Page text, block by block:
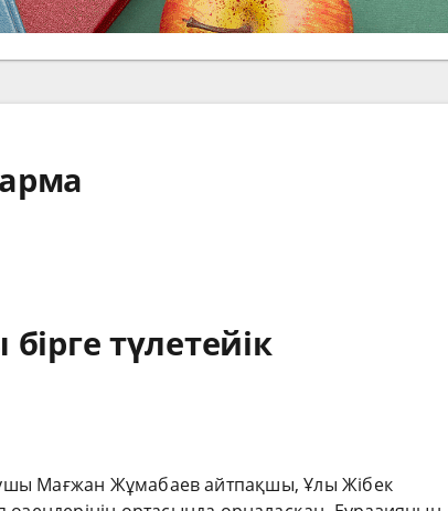
түлетейік
Мағжан Жұмабаев айтпақшы, Ұлы Жібек